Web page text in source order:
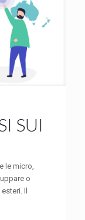
SUI
le micro,
o
Il